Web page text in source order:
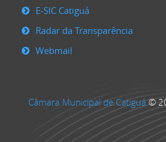
E-SIC Catiguá
Radar da Transparência
Webmail
Câmara Municipal de Catiguá©